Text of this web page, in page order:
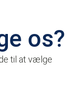
os?
til at vælge